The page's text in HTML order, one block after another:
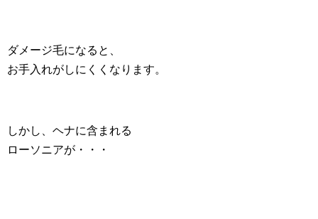
ダメージ毛になると、
お手入れがしにくくなります。
しかし、ヘナに含まれる
ローソニアが・・・